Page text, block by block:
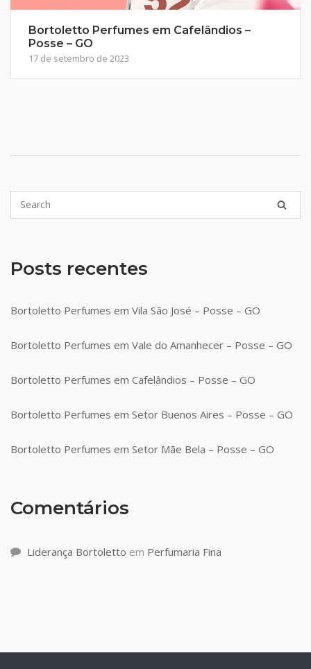
Bortoletto Perfumes em Cafelândios –
Posse – GO
17 de setembro de 2023
Posts recentes
Bortoletto Perfumes em Vila São José – Posse – GO
Bortoletto Perfumes em Vale do Amanhecer – Posse – GO
Bortoletto Perfumes em Cafelândios – Posse – GO
Bortoletto Perfumes em Setor Buenos Aires – Posse – GO
Bortoletto Perfumes em Setor Mãe Bela – Posse – GO
Comentários
Liderança Bortoletto em Perfumaria Fina